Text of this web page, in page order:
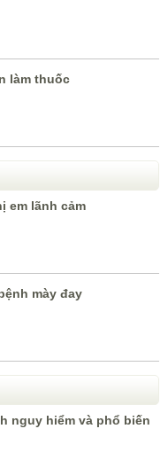
làm thuốc
em lãnh cảm
mày đay
nguy hiểm và phổ biến